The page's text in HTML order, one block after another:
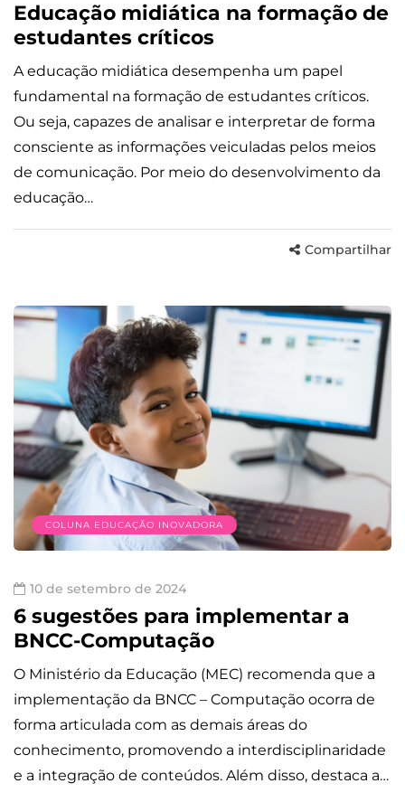
Educação midiática na formação de
estudantes críticos
A educação midiática desempenha um papel
fundamental na formação de estudantes críticos.
Ou seja, capazes de analisar e interpretar de forma
consciente as informações veiculadas pelos meios
de comunicação. Por meio do desenvolvimento da
educação…
Compartilhar
COLUNA EDUCAÇÃO INOVADORA
10 de setembro de 2024
6 sugestões para implementar a
BNCC-Computação
O Ministério da Educação (MEC) recomenda que a
implementação da BNCC – Computação ocorra de
forma articulada com as demais áreas do
conhecimento, promovendo a interdisciplinaridade
e a integração de conteúdos. Além disso, destaca a…